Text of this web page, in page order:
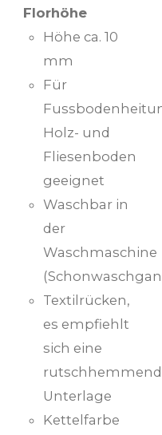
Florhöhe
Höhe ca. 10
mm
Für
Holz- und
Fliesenboden
geeignet
Waschbar in
der
Waschmaschine
Textilrücken,
es empfiehlt
sich eine
Unterlage
Kettelfarbe